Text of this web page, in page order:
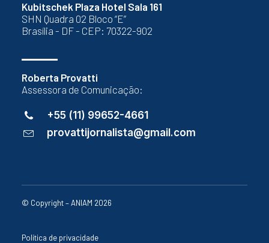
Kubitschek Plaza Hotel Sala 161
SHN Quadra 02 Bloco “E”
Brasília - DF - CEP: 70322-902
Roberta Provatti
Assessora de Comunicação:
+55 (11) 99652-4661
provattijornalista@gmail.com
© Copyright – ANIAM 2026
Política de privacidade